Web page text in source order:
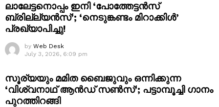
ലാലേട്ടനൊപ്പം ഇനി ‘പോത്തേട്ടൻസ്
ബ്രില്ല്യൻസ്’; ‘നെടുങ്കണ്ടം മിറാക്കിൾ’
പ്രഖ്യാപിച്ചു!
by Web Desk
July 3, 2026, 6:09 pm
സൂര്യയും മമിത ബൈജുവും ഒന്നിക്കുന്ന
‘വിശ്വനാഥ് ആൻഡ് സൺസ്’; പട്ടാമ്പൂച്ചി ഗാനം
പുറത്തിറങ്ങി